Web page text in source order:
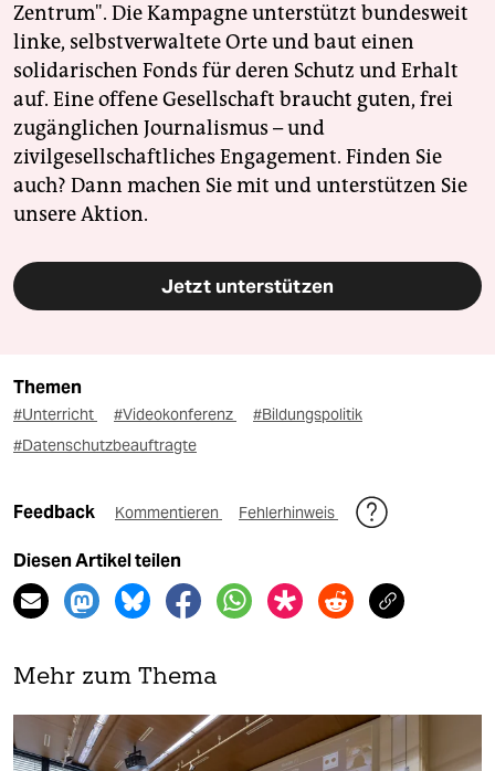
Zentrum". Die Kampagne unterstützt bundesweit
linke, selbstverwaltete Orte und baut einen
solidarischen Fonds für deren Schutz und Erhalt
auf. Eine offene Gesellschaft braucht guten, frei
zugänglichen Journalismus – und
zivilgesellschaftliches Engagement. Finden Sie
auch? Dann machen Sie mit und unterstützen Sie
unsere Aktion.
Jetzt unterstützen
Themen
#Unterricht #Videokonferenz
#Bildungspolitik
#Datenschutzbeauftragte
Feedback Kommentieren Fehlerhinweis
Diesen Artikel teilen
Mehr zum Thema